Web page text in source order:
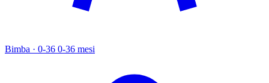
Bimba · 0-36 0-36 mesi